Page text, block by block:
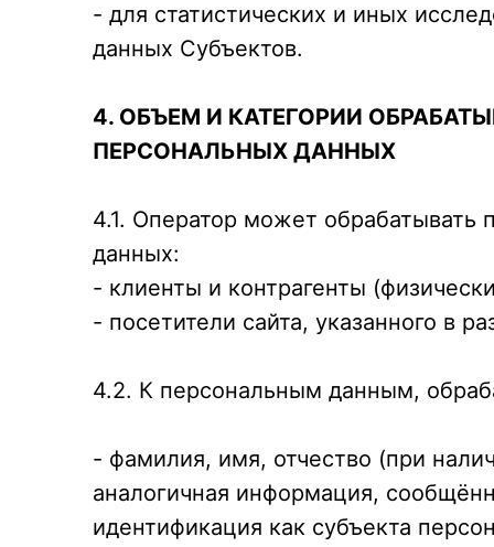
- для статистических и иных
данных Субъектов.
4. ОБЪЕМ И КАТЕГОРИИ
ПЕРСОНАЛЬНЫХ ДАННЫХ
4.1. Оператор может
данных:
- клиенты и контрагенты
- посетители сайта, указанного в
4.2. К персональным данным,
- фамилия, имя, отчество (при
аналогичная информация,
идентификация как субъекта